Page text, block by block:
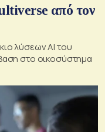
από τον
λύσεων ΑΙ του
στο οικοσύστημα